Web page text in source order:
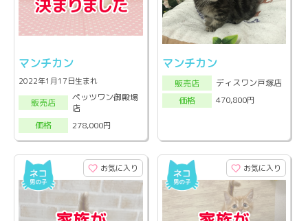
マンチカン
2022年1月17日生まれ
販売店
ペッツワン御殿場
店
価格
278,000円
マンチカン
販売店
ディスワン戸塚店
価格
470,800円
お気に入り お気に入り